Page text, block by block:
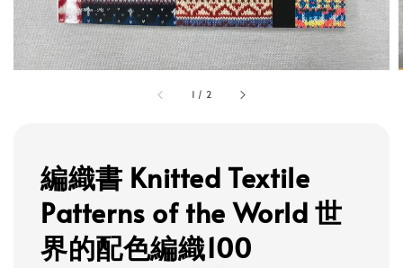
1 / 2
編織書 Knitted Textile
Patterns of the World 世
界的配色編織100